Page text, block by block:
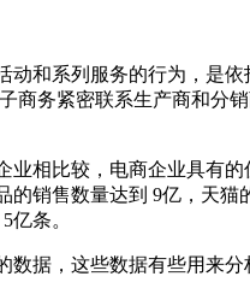
和系列服务的行为，是
务紧密联系生产商和分
业相比较，电商企业具有
的销售数量达到 9亿，天猫
5亿条。
数据，这些数据有些用来